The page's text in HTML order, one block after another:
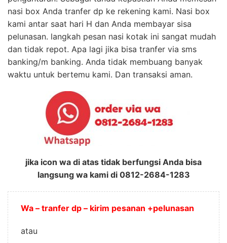
nasi box Anda tranfer dp ke rekening kami. Nasi box
kami antar saat hari H dan Anda membayar sisa
pelunasan. langkah pesan nasi kotak ini sangat mudah
dan tidak repot. Apa lagi jika bisa tranfer via sms
banking/m banking. Anda tidak membuang banyak
waktu untuk bertemu kami. Dan transaksi aman.
jika icon wa di atas tidak berfungsi Anda bisa
langsung wa kami di 0812-2684-1283
Wa – tranfer dp – kirim pesanan +pelunasan
atau